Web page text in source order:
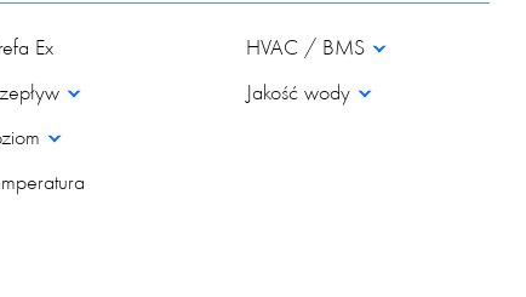
Ex HVAC / BMS
Jakość wody